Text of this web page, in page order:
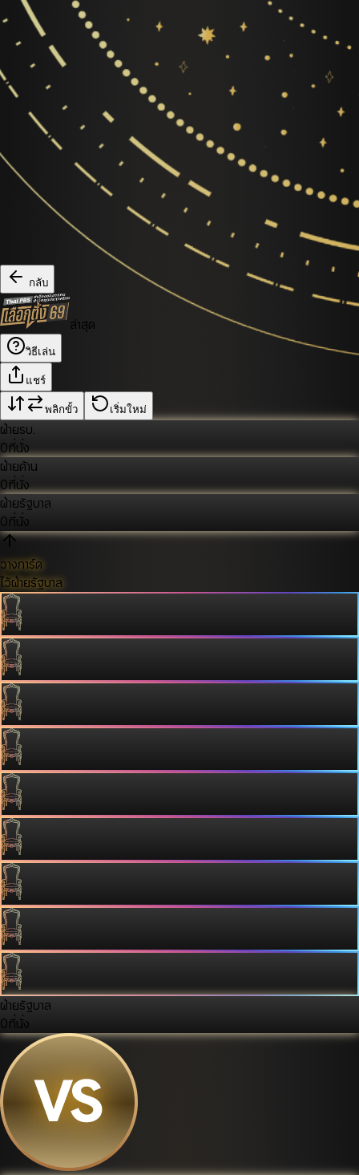
กลับ
ล่าสุด
วิธีเล่น
แชร์
พลิกขั้ว เริ่มใหม่
ฝ่ายรบ.
0ที่นั่ง
ฝ่ายค้าน
0ที่นั่ง
ฝ่ายรัฐบาล
0ที่นั่ง
วางการ์ด
ไว้ฝ่ายรัฐบาล
ฝ่ายรัฐบาล
0ที่นั่ง